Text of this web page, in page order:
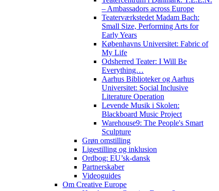
– Ambassadors across Europe
Teaterværkstedet Madam Bach:
Small Size, Performing Arts for
Early Years
Københavns Universitet: Fabric of
My Life
Odsherred Teater: I Will Be
Everything…
Aarhus Biblioteker og Aarhus
Universitet: Social Inclusive
Literature Operation
Levende Musik i Skolen:
Blackboard Music Project
Warehouse9: The People's Smart
Sculpture
Grøn omstilling
Ligestilling og inklusion
Ordbog: EU’sk-dansk
Partnerskaber
Videoguides
Om Creative Europe